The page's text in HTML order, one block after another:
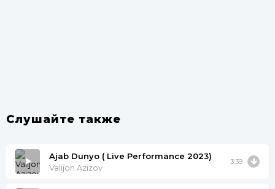
Слушайте также
Ajab Dunyo ( Live Performance 2023)
Valijon Azizov
3:39